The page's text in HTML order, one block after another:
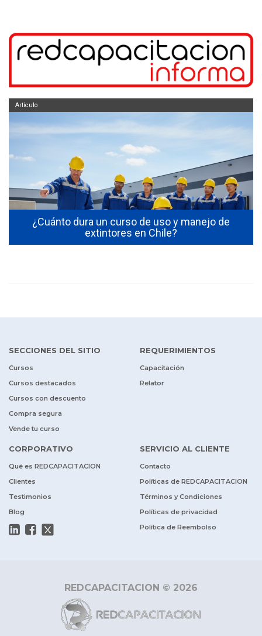
¿Cuánto dura un curso de uso y manejo de
extintores en Chile?
Artículo
SECCIONES DEL SITIO
Cursos
Cursos destacados
Cursos con descuento
Compra segura
Vende tu curso
REQUERIMIENTOS
Capacitación
Relator
CORPORATIVO
Qué es REDCAPACITACION
Clientes
Testimonios
Blog
SERVICIO AL CLIENTE
Contacto
Políticas de REDCAPACITACION
Términos y Condiciones
Políticas de privacidad
Política de Reembolso
REDCAPACITACION © 2026